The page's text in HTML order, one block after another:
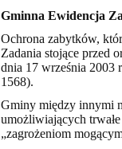
Gminna Ewidencja
Ochrona zabytków,
Zadania stojące przed
dnia 17 września 2003
1568).
Gminy między innymi
umożliwiających
„zagrożeniom